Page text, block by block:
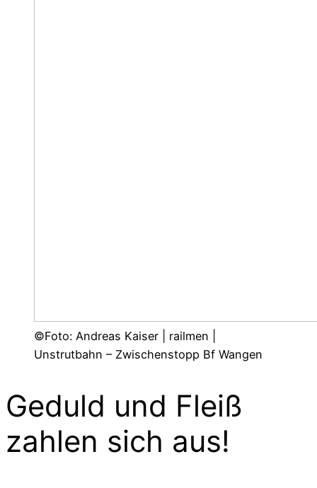
©Foto: Andreas Kaiser | railmen |
Unstrutbahn – Zwischenstopp Bf Wangen
Geduld und Fleiß
zahlen sich aus!